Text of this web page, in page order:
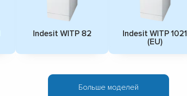
Indesit WITP 82
Indesit WITP 1021
(EU)
Больше моделей